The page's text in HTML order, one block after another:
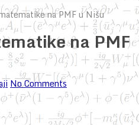
na PMF u Nišu
na PMF
No Comments